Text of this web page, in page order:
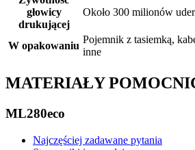
głowicy
drukującej
Około 300 milionów
W opakowaniu
Pojemnik z tasiemką,
inne
MATERIAŁY
ML280eco
Najczęściej zadawane pytania